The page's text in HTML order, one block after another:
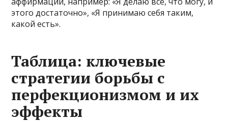
этого достаточно», «Я принимаю себя таким,
какой есть».
Таблица: ключевые
стратегии борьбы с
перфекционизмом и их
эффекты